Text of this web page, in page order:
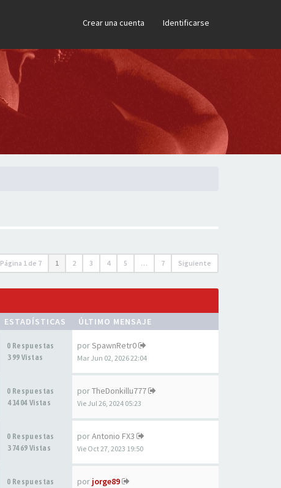
Crear una cuenta Identificarse
Página 1 de 7 1 2 3 4 5 … 7 Siguiente
ESTADÍSTICAS ÚLTIMO MENSAJE
0 Respuestas
399 Vistas
porSpawnRetr0
Mar Jun 02, 2026 22:04
0 Respuestas
41404 Vistas
porTheDonkillu777
Vie Jul 26, 2024 05:23
0 Respuestas
37469 Vistas
porAntonio FX3
Vie Oct 27, 2023 19:50
0 Respuestas
por jorge89